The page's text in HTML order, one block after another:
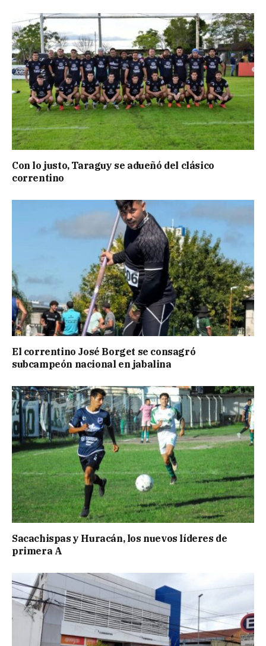
Con lo justo, Taraguy se adueñó del clásico
correntino
El correntino José Borget se consagró
subcampeón nacional en jabalina
Sacachispas y Huracán, los nuevos líderes de
primera A